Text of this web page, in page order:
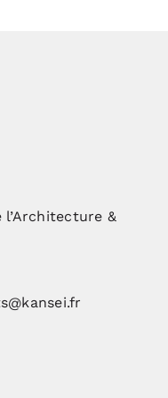
l’Architecture &